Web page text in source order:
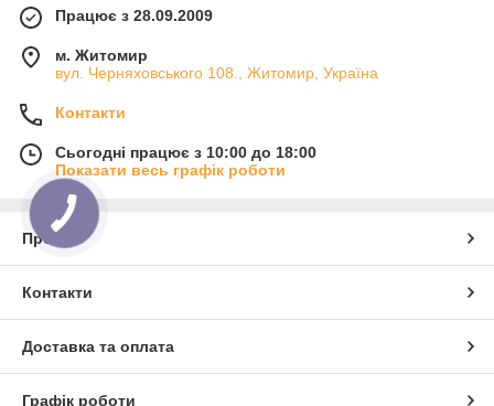
Працює з 28.09.2009
м. Житомир
вул. Черняховського 108., Житомир, Україна
Контакти
Сьогодні працює з 10:00 до 18:00
Показати весь графік роботи
Про нас
Контакти
Доставка та оплата
Графік роботи